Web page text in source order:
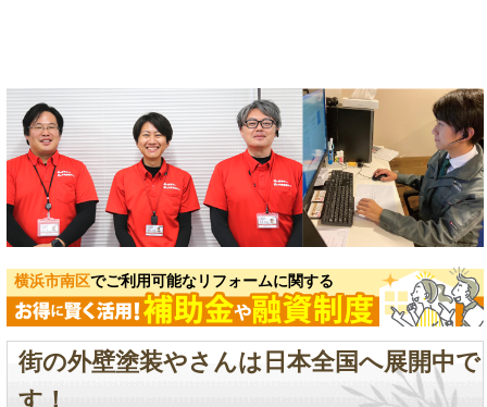
横浜市南区でご利用可能なリフォームに関する
街の外壁塗装やさんは日本全国へ展開中で
す！